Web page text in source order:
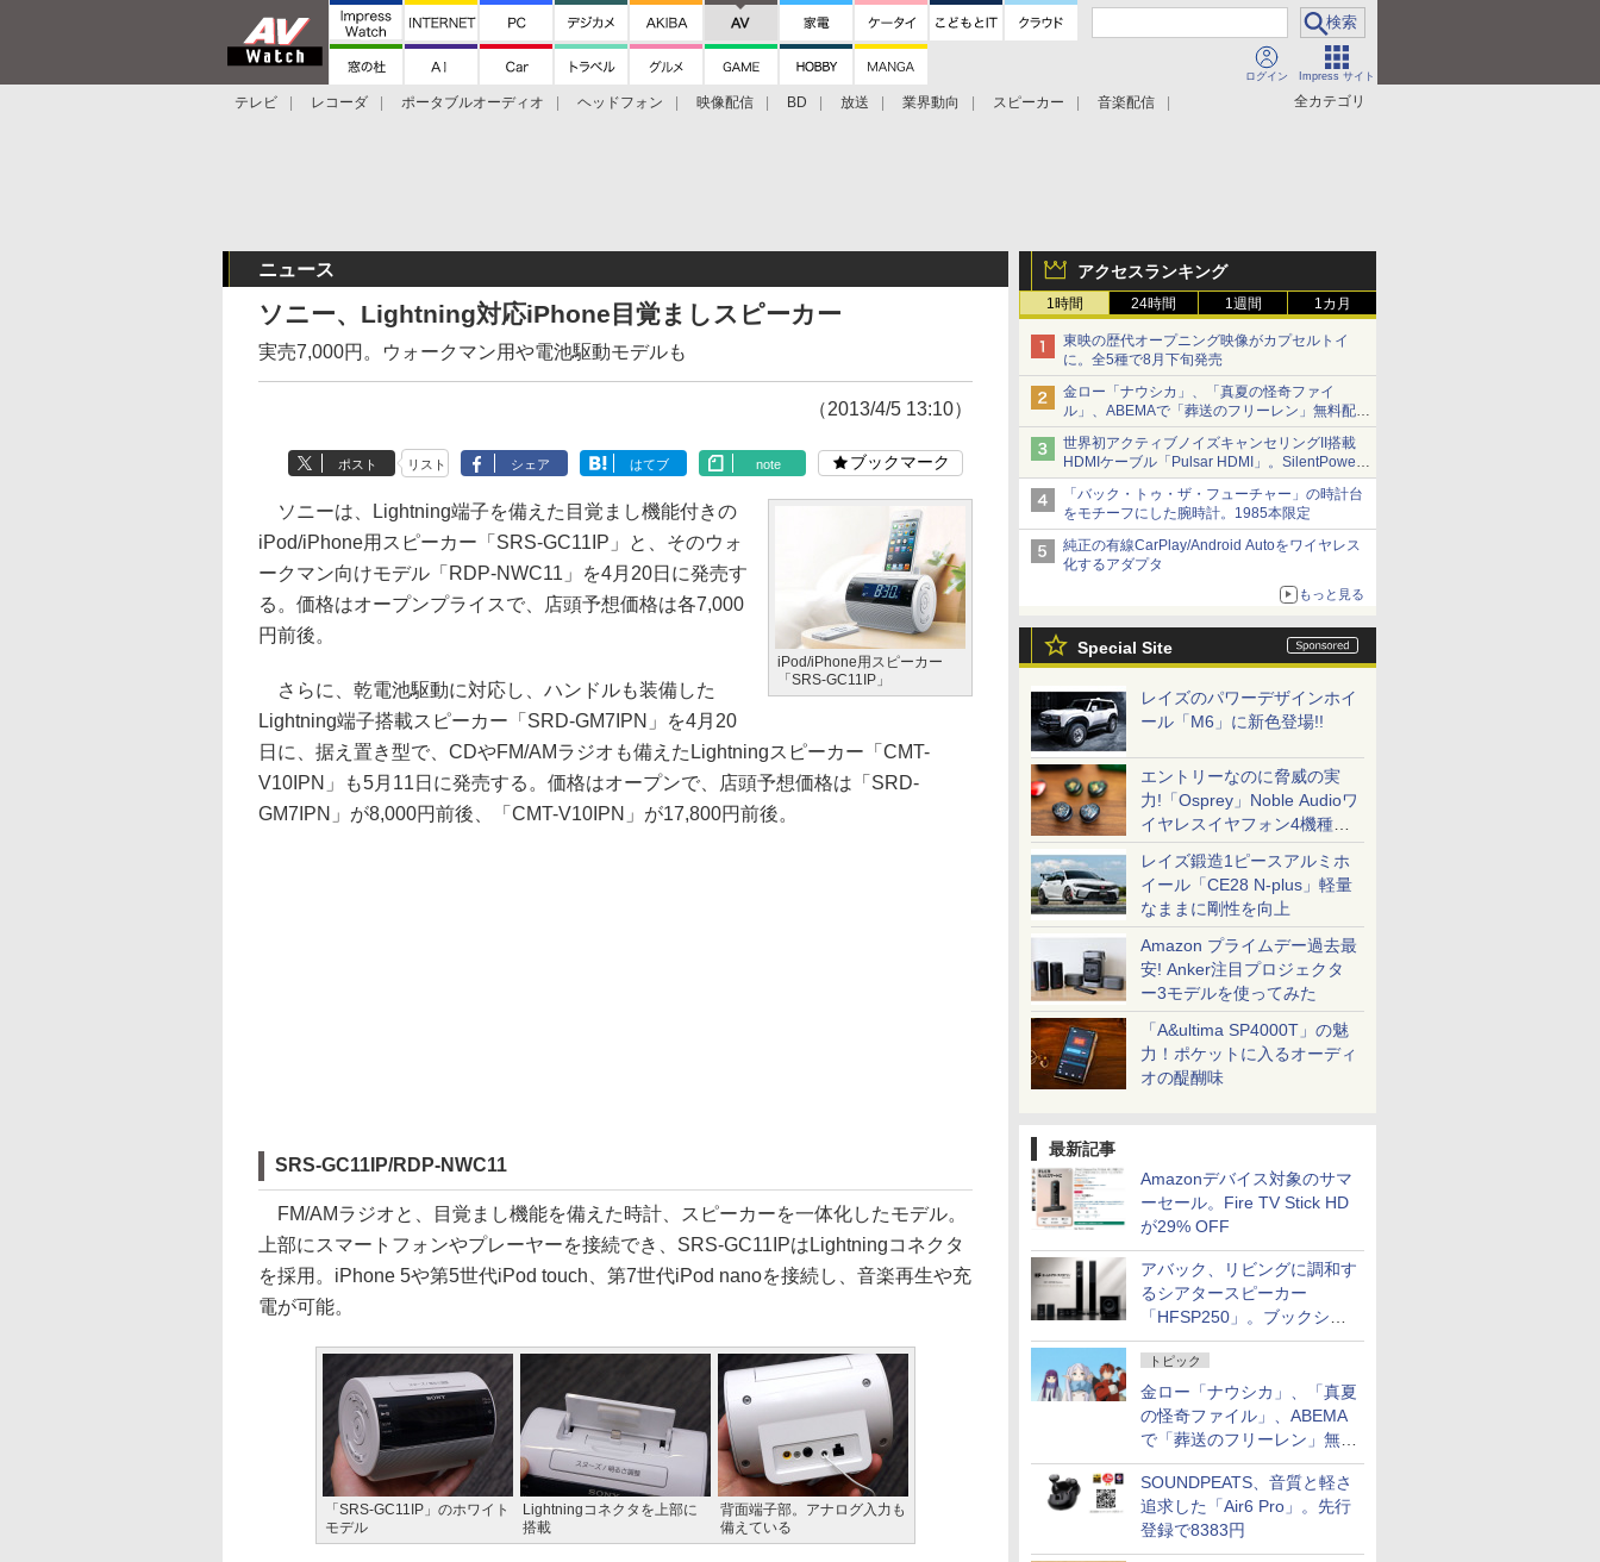
ログイン Impress サイト
全カテゴリ
テレビ レコーダ ポータブルオーディオ ヘッドフォン 映像配信 BD 放送 業界動向 スピーカー
音楽配信
アクセスランキング
1時間 24時間 1週間 1カ月
東映の歴代オープニング映像がカプセルトイ
に。全5種で8月下旬発売
金ロー「ナウシカ」、「真夏の怪奇ファイ
ル」、ABEMAで「葬送のフリーレン」無料配信
など。夏の特番・配信情報
世界初アクティブノイズキャンセリングII搭載
HDMIケーブル「Pulsar HDMI」。SilentPower
から
「バック・トゥ・ザ・フューチャー」の時計台
をモチーフにした腕時計。1985本限定
純正の有線CarPlay/Android Autoをワイヤレス
化するアダプタ
もっと見る
Special Site
レイズのパワーデザインホイ
ール「M6」に新色登場!!
エントリーなのに脅威の実
力!「Osprey」Noble Audioワ
イヤレスイヤフォン4機種を
一気に聴く
レイズ鍛造1ピースアルミホ
イール「CE28 N-plus」軽量
なままに剛性を向上
Amazon プライムデー過去最
安! Anker注目プロジェクタ
ー3モデルを使ってみた
「A&ultima SP4000T」の魅
力！ポケットに入るオーディ
オの醍醐味
最新記事
Amazonデバイス対象のサマ
ーセール。Fire TV Stick HD
が29% OFF
アバック、リビングに調和す
るシアタースピーカー
「HFSP250」。ブックシェ
ルフはペア3万円以下
トピック
金ロー「ナウシカ」、「真夏
の怪奇ファイル」、ABEMA
で「葬送のフリーレン」無料
配信など。夏の特番・配信情
報
SOUNDPEATS、音質と軽さ
追求した「Air6 Pro」。先行
登録で8383円
ニュース
ソニー、Lightning対応iPhone目覚ましスピーカー
実売7,000円。ウォークマン用や電池駆動モデルも
（2013/4/5 13:10）
ポスト リスト シェア はてブ note ブックマーク
iPod/iPhone用スピーカー
「SRS-GC11IP」
ソニーは、Lightning端子を備えた目覚まし機能付きの
iPod/iPhone用スピーカー「SRS-GC11IP」と、そのウォ
ークマン向けモデル「RDP-NWC11」を4月20日に発売す
る。価格はオープンプライスで、店頭予想価格は各7,000
円前後。
さらに、乾電池駆動に対応し、ハンドルも装備した
Lightning端子搭載スピーカー「SRD-GM7IPN」を4月20
日に、据え置き型で、CDやFM/AMラジオも備えたLightningスピーカー「CMT-
V10IPN」も5月11日に発売する。価格はオープンで、店頭予想価格は「SRD-
GM7IPN」が8,000円前後、「CMT-V10IPN」が17,800円前後。
SRS-GC11IP/RDP-NWC11
FM/AMラジオと、目覚まし機能を備えた時計、スピーカーを一体化したモデル。
上部にスマートフォンやプレーヤーを接続でき、SRS-GC11IPはLightningコネクタ
を採用。iPhone 5や第5世代iPod touch、第7世代iPod nanoを接続し、音楽再生や充
電が可能。
「SRS-GC11IP」のホワイト
モデル
Lightningコネクタを上部に
搭載
背面端子部。アナログ入力も
備えている